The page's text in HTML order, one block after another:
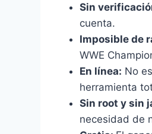
Sin
cuenta.
Imposible de
WWE
En línea: No
herramienta
Sin root y sin
necesidad de